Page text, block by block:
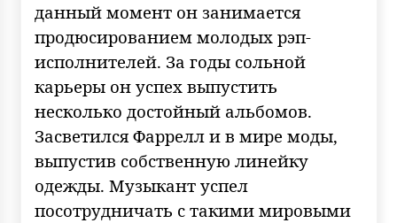
данный момент он занимается
продюсированием молодых рэп-
исполнителей. За годы сольной
карьеры он успех выпустить
несколько достойный альбомов.
Засветился Фаррелл и в мире моды,
выпустив собственную линейку
одежды. Музыкант успел
посотрудничать с такими мировыми